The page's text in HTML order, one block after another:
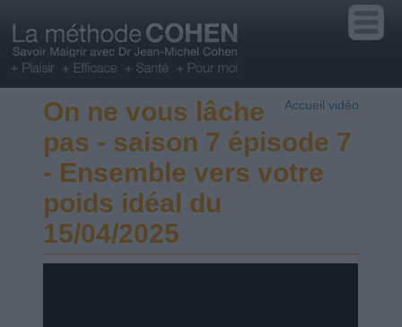
Accueil vidéo
On ne vous lâche
pas - saison 7 épisode 7
- Ensemble vers votre
poids idéal du
15/04/2025